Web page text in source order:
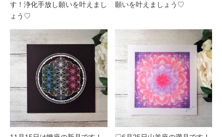
す！浄化手放し願いを叶えまし
ょう♡
願いを叶えましょう♡